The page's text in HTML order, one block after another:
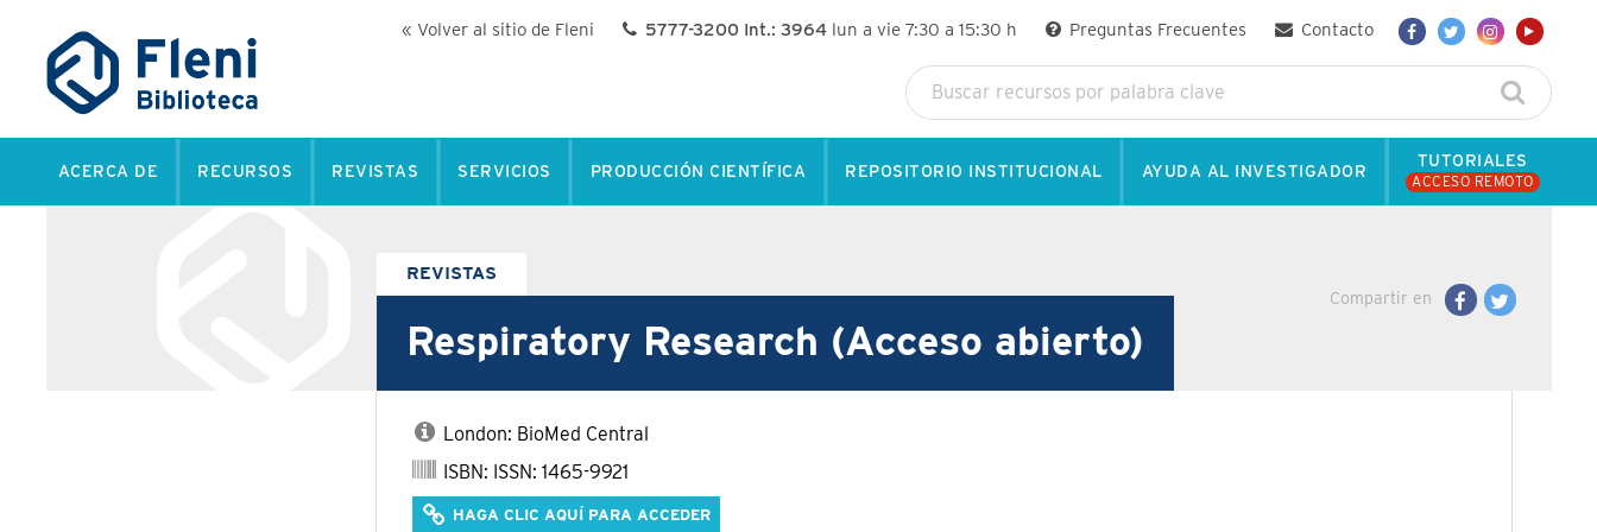
« Volver al sitio de Fleni 5777-3200 Int.: 3964lun a vie 7:30 a 15:30 h Preguntas Frecuentes Contacto
ACERCA DE RECURSOS REVISTAS SERVICIOS PRODUCCIÓN CIENTÍFICA REPOSITORIO INSTITUCIONAL AYUDA AL INVESTIGADOR
TUTORIALES
ACCESO REMOTO
Compartir en
REVISTAS
Respiratory Research (Acceso abierto)
London: BioMed Central
ISBN: ISSN: 1465-9921
HAGA CLIC AQUÍ PARA ACCEDER